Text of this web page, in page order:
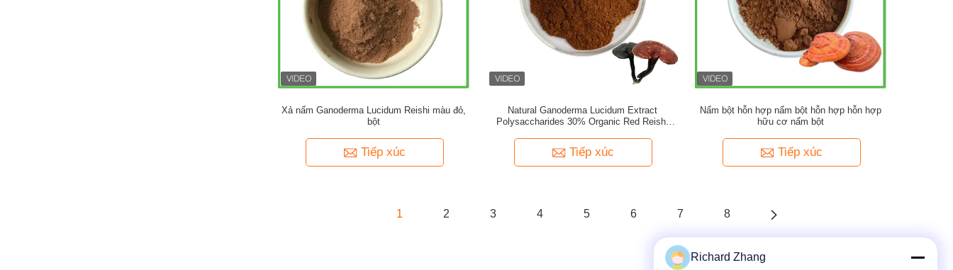
Xả nấm Ganoderma Lucidum Reishi màu đỏ,
bột
Tiếp xúc
Natural Ganoderma Lucidum Extract
Polysaccharides 30% Organic Red Reishi
Tiếp xúc
Nấm bột hỗn hợp nấm bột hỗn hợp hỗn hợp
hữu cơ nấm bột
Tiếp xúc
1 2 3 4 5 6 7 8
Richard Zhang